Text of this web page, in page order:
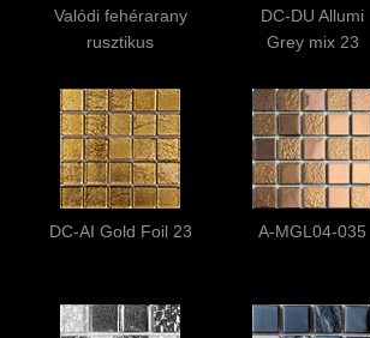
Valódi fehérarany
rusztikus
DC-DU Allumi
Grey mix 23
DC-AI Gold Foil 23 A-MGL04-035